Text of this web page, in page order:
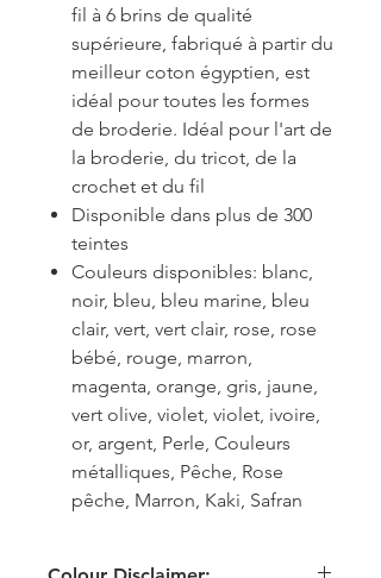
fil à 6 brins de qualité
supérieure, fabriqué à partir du
meilleur coton égyptien, est
idéal pour toutes les formes
de broderie. Idéal pour l'art de
la broderie, du tricot, de la
crochet et du fil
Disponible dans plus de 300
teintes
Couleurs disponibles: blanc,
noir, bleu, bleu marine, bleu
clair, vert, vert clair, rose, rose
bébé, rouge, marron,
magenta, orange, gris, jaune,
vert olive, violet, violet, ivoire,
or, argent, Perle, Couleurs
métalliques, Pêche, Rose
pêche, Marron, Kaki, Safran